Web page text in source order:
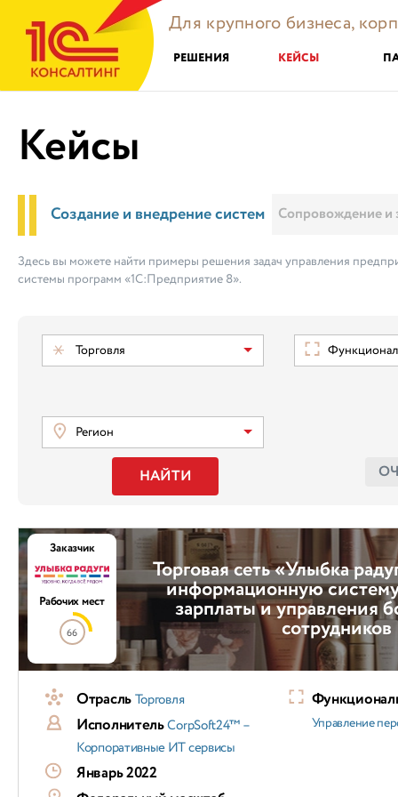
Для крупного бизнеса,
РЕШЕНИЯ КЕЙСЫ
Кейсы
Создание и внедрение систем Сопровождение и
Здесь вы можете найти примеры решения задач управления
системы программ «1С:Предприятие 8».
Торговля
Регион
НАЙТИ
Торговая сеть «Улыбка
информационную
зарплаты и управления
сотрудников
Заказчик
Рабочих мест
66
ОтрасльТорговля
ИсполнительCorpSoft24™ –
Корпоративные ИТ сервисы
Январь 2022
Управление